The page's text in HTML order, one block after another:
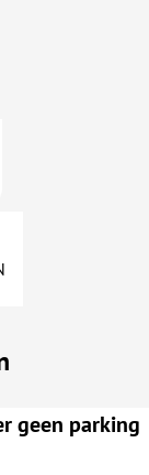
geen parking